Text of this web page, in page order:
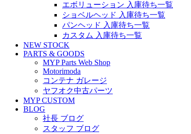
エボリューション 入庫待ち一覧
ショベルヘッド 入庫待ち一覧
パンヘッド 入庫待ち一覧
カスタム 入庫待ち一覧
NEW STOCK
PARTS & GOODS
MYP Parts Web Shop
Motorimoda
コンテナ ガレージ
ヤフオク中古パーツ
MYP CUSTOM
BLOG
社長 ブログ
スタッフ ブログ